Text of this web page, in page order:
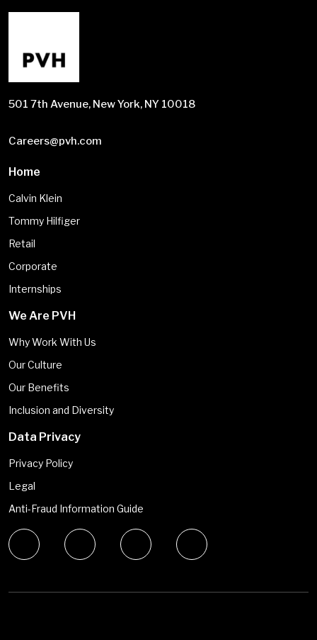
501 7th Avenue, New York, NY 10018
Careers@pvh.com
Home
Calvin Klein
Tommy Hilfiger
Retail
Corporate
Internships
We Are PVH
Why Work With Us
Our Culture
Our Benefits
Inclusion and Diversity
Data Privacy
Privacy Policy
Legal
Anti-Fraud Information Guide